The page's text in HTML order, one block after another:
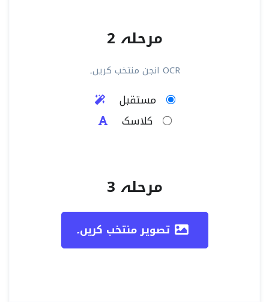
مرحلہ 2
OCR انجن منتخب کریں۔
مستقبل
کلاسک
مرحلہ 3
تصویر منتخب کریں۔